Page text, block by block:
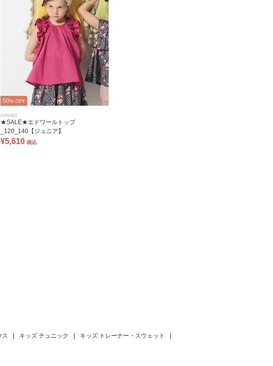
50% OFF
toitoitoi
★SALE★エドワールトップ
_120_140【ジュニア】
¥5,610 税込
ス | キッズ チュニック | キッズ トレーナー・スウェット |